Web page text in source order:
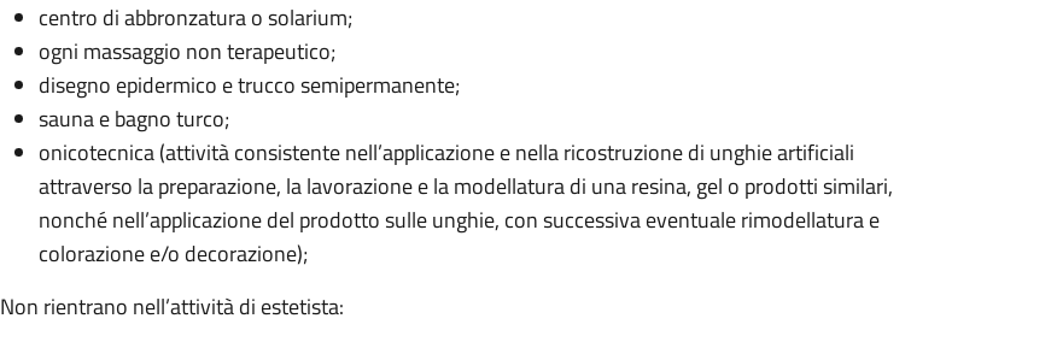
centro di abbronzatura o solarium;
ogni massaggio non terapeutico;
disegno epidermico e trucco semipermanente;
sauna e bagno turco;
onicotecnica (attività consistente nell’applicazione e nella ricostruzione di unghie artificiali
attraverso la preparazione, la lavorazione e la modellatura di una resina, gel o prodotti similari,
nonché nell’applicazione del prodotto sulle unghie, con successiva eventuale rimodellatura e
colorazione e/o decorazione);
Non rientrano nell’attività di estetista: